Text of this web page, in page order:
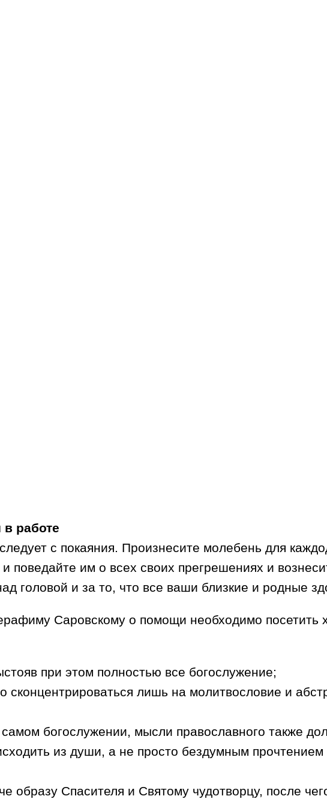
работе
с покаяния. Произнесите молебень для
им о всех своих прегрешениях и
головой и за то, что все ваши близкие и родные
Саровскому о помощи необходимо посетить
при этом полностью все богослужение;
лишь на молитвословие и
самом богослужении, мысли православного также
из души, а не просто бездумным прочтением
образу Спасителя и Святому чудотворцу, после